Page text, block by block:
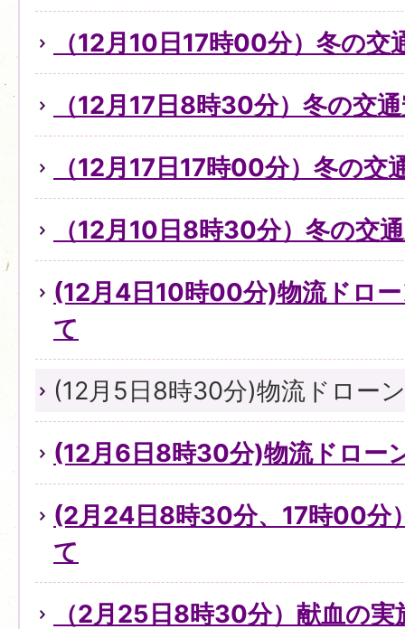
（12月10日17時00分）冬の
（12月17日8時30分）冬の交
（12月17日17時00分）冬の交
（12月10日8時30分）冬の交
(12月4日10時00分)物流ドロ
て
(12月5日8時30分)物流ドロー
(12月6日8時30分)物流ドロー
(2月24日8時30分、17時00分
て
（2月25日8時30分）献血の